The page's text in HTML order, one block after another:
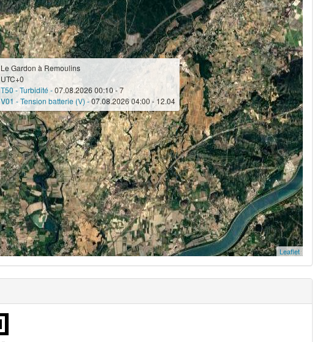
Le Gardon à Remoulins
UTC+0
T50 - Turbidité -07.08.2026 00:10 - 7
V01 - Tension batterie (V) -07.08.2026 04:00 - 12.04
Leaflet